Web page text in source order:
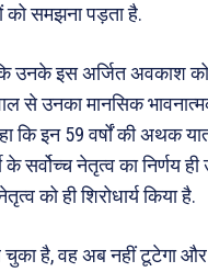
को समझना पड़ता है.
उनके इस अर्जित अवकाश को
से उनका मानसिक
कि इन 59 वर्षों की अथक
के सर्वोच्च नेतृत्व का निर्णय
को ही शिरोधार्य किया है.
है, वह अब नहीं टूटेगा और